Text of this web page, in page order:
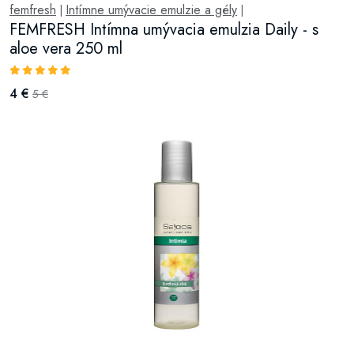
femfresh Intímne umývacie emulzie a gély
FEMFRESH Intímna umývacia emulzia Daily - s
aloe vera 250 ml
4 € 5 €